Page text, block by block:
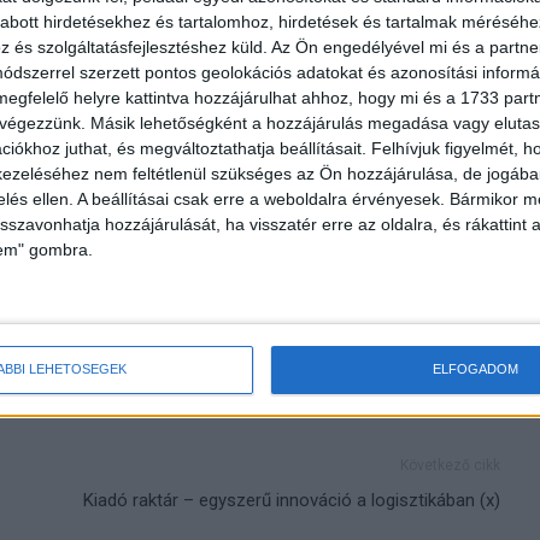
hirdetésekhez és tartalomhoz, hirdetések és tartalmak
és szolgáltatásfejlesztéshez küld. Az Ön engedélyével mi és a
szerzett pontos geolokációs adatokat és azonosítási
helyre kattintva hozzájárulhat ahhoz, hogy mi és a 1733
Másik lehetőségként a hozzájárulás megadása vagy
juthat, és megváltoztathatja beállításait. Felhívjuk figyelmét,
nem feltétlenül szükséges az Ön hozzájárulása, de
ellen. A beállításai csak erre a weboldalra érvényesek. Bármikor
hozzájárulását, ha visszatér erre az oldalra, és rákattint
gombra.
LEHETŐSÉGEK ELFOGADOM
– interjú
Visszaerősödött az M4 Sport
vezető
Kiadó raktár – egyszerű innováció a logisztikában (x)